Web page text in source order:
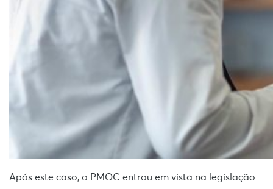
Após este caso, o PMOC entrou em vista na legislação